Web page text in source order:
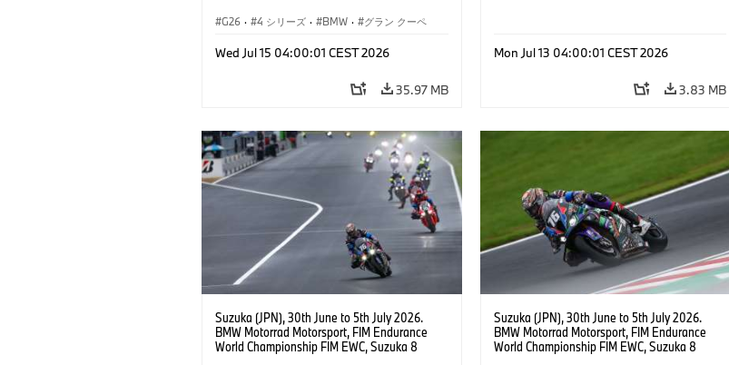
G26 · 4 シリーズ · BMW · グラン クーペ
Wed Jul 15 04:00:01 CEST 2026
35.97 MB
Mon Jul 13 04:00:01 CEST 2026
3.83 MB
Suzuka (JPN), 30th June to 5th July 2026.
BMW Motorrad Motorsport, FIM Endurance
World Championship FIM EWC, Suzuka 8
Suzuka (JPN), 30th June to 5th July 2026.
BMW Motorrad Motorsport, FIM Endurance
World Championship FIM EWC, Suzuka 8